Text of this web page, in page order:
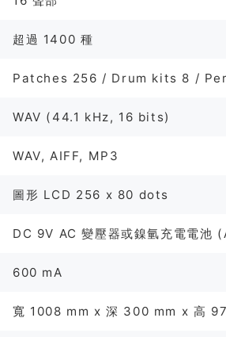
超過 1400 種
Patches 256 / Drum kits 8 /
WAV (44.1 kHz, 16 bits)
WAV, AIFF, MP3
圖形 LCD 256 x 80 dots
DC 9V AC 變壓器或鎳氫充電電池
600 mA
寬 1008 mm x 深 300 mm x 高